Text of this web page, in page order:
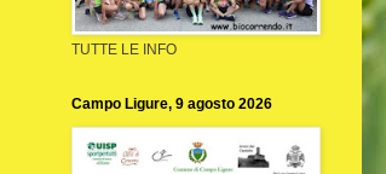
TUTTE LE INFO
Campo Ligure, 9 agosto 2026